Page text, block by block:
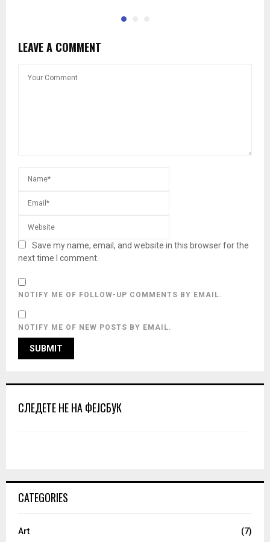
LEAVE A COMMENT
Save my name, email, and website in this browser for the
next time I comment.
NOTIFY ME OF FOLLOW-UP COMMENTS BY EMAIL.
NOTIFY ME OF NEW POSTS BY EMAIL.
СЛЕДЕТЕ НЕ НА ФЕЈСБУК
CATEGORIES
Art
(7)